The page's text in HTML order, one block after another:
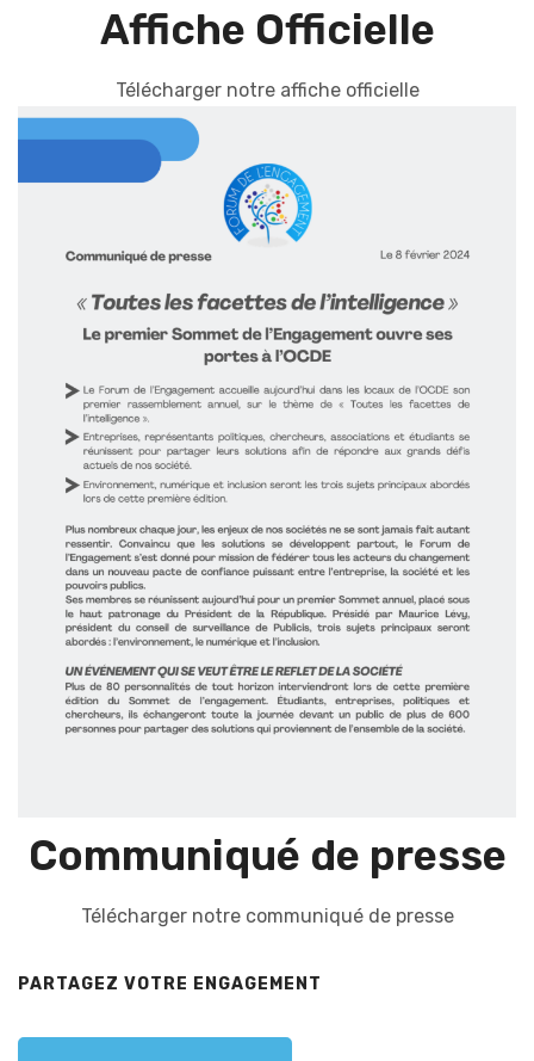
Affiche Officielle
Télécharger notre affiche officielle
Communiqué de presse
Télécharger notre communiqué de presse
PARTAGEZ VOTRE ENGAGEMENT